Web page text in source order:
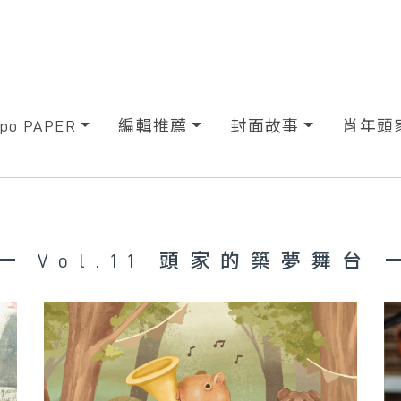
PAPER 編輯推薦 封面故事 肖年頭
Vol.11 頭家的築夢舞台